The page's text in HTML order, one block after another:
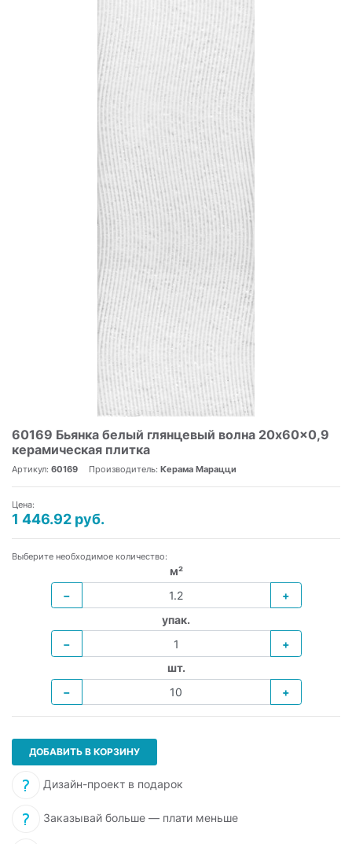
60169 Бьянка белый глянцевый волна 20x60x0,9
керамическая плитка
Артикул: 60169 Производитель: Керама Марацци
Цена:
1 446.92 руб.
Выберите необходимое количество:
м²
−
+
упак.
−
+
шт.
−
+
ДОБАВИТЬ В КОРЗИНУ
Дизайн-проект в подарок
Заказывай больше — плати меньше